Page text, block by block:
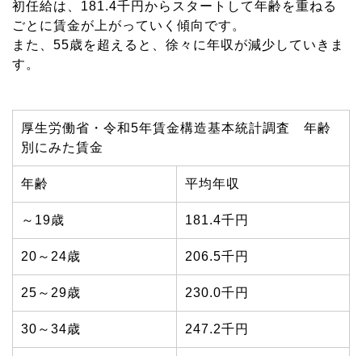
初任給は、181.4千円からスタートして年齢を重ねる
ごとに賃金が上がっていく傾向です。
また、55歳を超えると、徐々に年収が減少していきま
す。
厚生労働省・令和5年賃金構造基本統計調査 年齢
別にみた賃金
年齢 平均年収
～19歳 181.4千円
20～24歳 206.5千円
25～29歳 230.0千円
30～34歳 247.2千円